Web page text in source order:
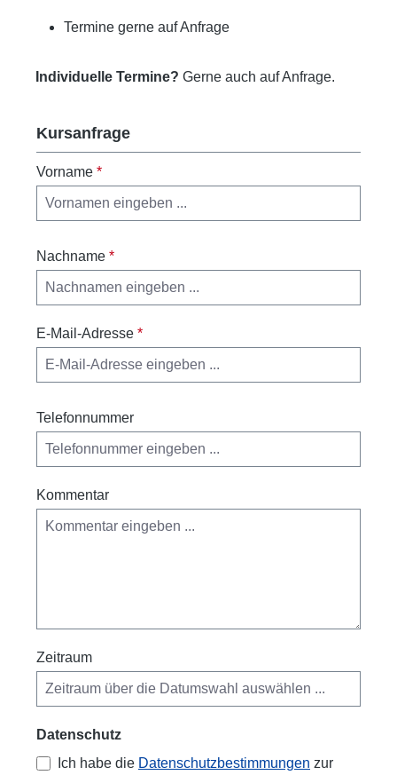
Termine gerne auf Anfrage
Individuelle Termine? Gerne auch auf Anfrage.
Kursanfrage
Vorname *
Nachname *
E-Mail-Adresse *
Telefonnummer
Kommentar
Zeitraum
Datenschutz
Ich habe die Datenschutzbestimmungen zur